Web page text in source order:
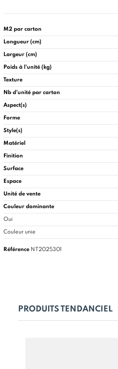
M2 par carton
Longueur (cm)
Largeur (cm)
Poids à l'unité (kg)
Texture
Nb d'unité par carton
Aspect(s)
Forme
Style(s)
Matériel
Finition
Surface
Espace
Unité de vente
Couleur dominante
Oui
Couleur unie
Référence NT2025301
PRODUITS TENDANCIEL